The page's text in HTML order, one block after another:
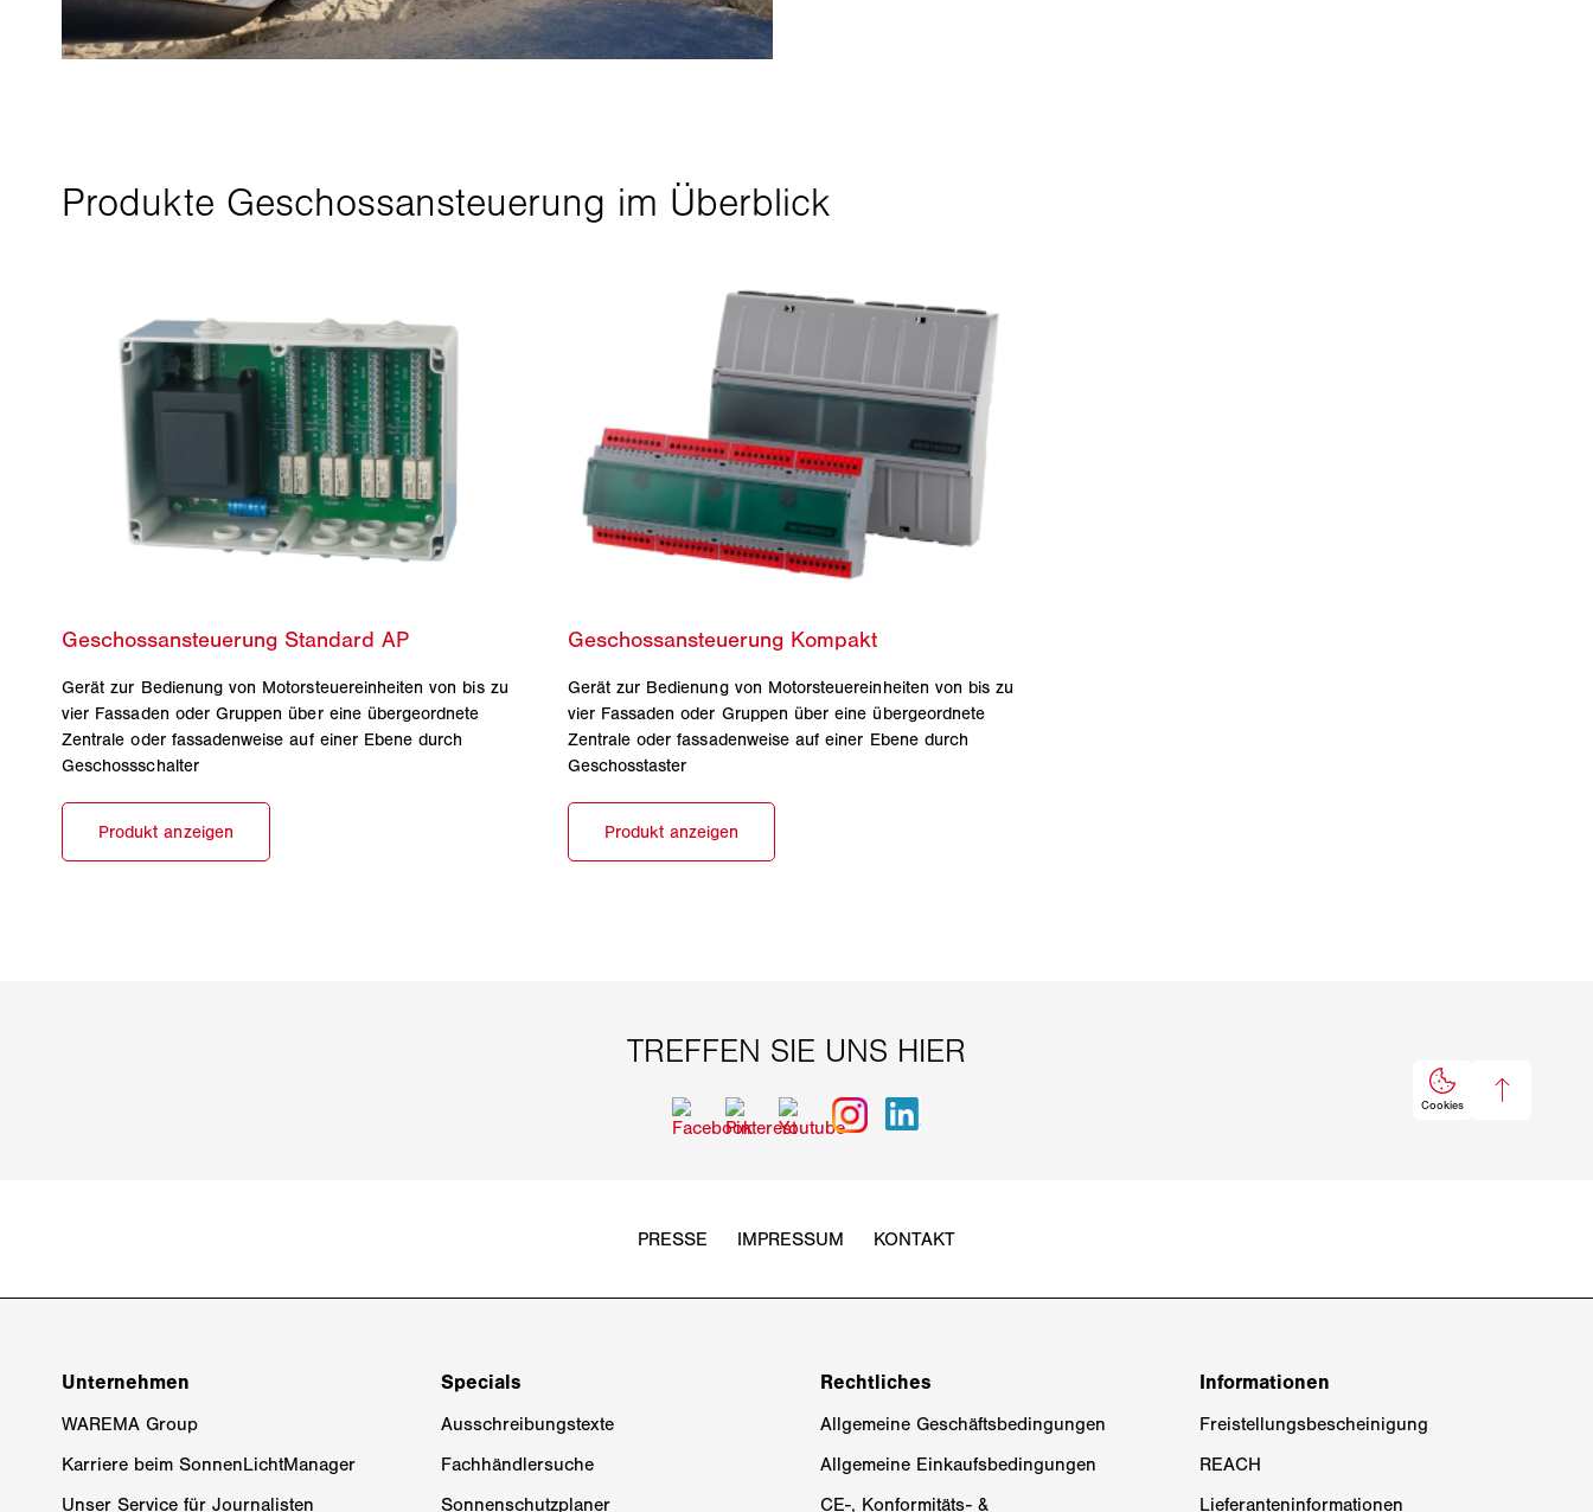
Gerät zur Bedienung von Motorsteuereinheiten von bis zu
vier Fassaden oder Gruppen über eine übergeordnete
Zentrale oder fassadenweise auf einer Ebene durch
Geschossschalter
Gerät zur Bedienung von Motorsteuereinheiten von bis zu
vier Fassaden oder Gruppen über eine übergeordnete
Zentrale oder fassadenweise auf einer Ebene durch
Geschosstaster